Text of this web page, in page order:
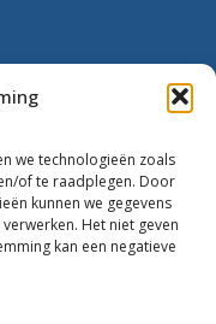
we technologieën zoals
of te raadplegen. Door
kunnen we gegevens
Het niet geven
kan een negatieve
Zoeken